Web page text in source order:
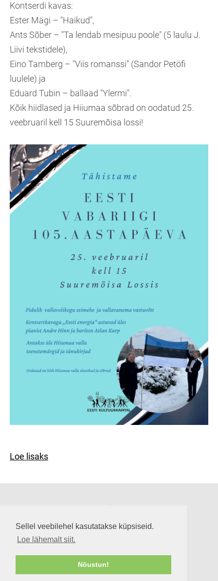
Sellel veebilehel kasutatakse küpsiseid.
Loe lähemalt siit.
Nõustun!
Kontserdi kavas:
Ester Mägi – "Haikud",
Ants Sõber – "Ta lendab mesipuu poole" (5 laulu J.
Liivi tekstidele),
Eino Tamberg – "Viis romanssi" (Sandor Petöfi
luulele) ja
Eduard Tubin – ballaad "Ylermi".
Kõik hiidlased ja Hiiumaa sõbrad on oodatud 25.
veebruaril kell 15 Suuremõisa lossi!
Loe lisaks
info@suuremoisaloss.ee
LOSSI LAHTIOLEKUAJAD